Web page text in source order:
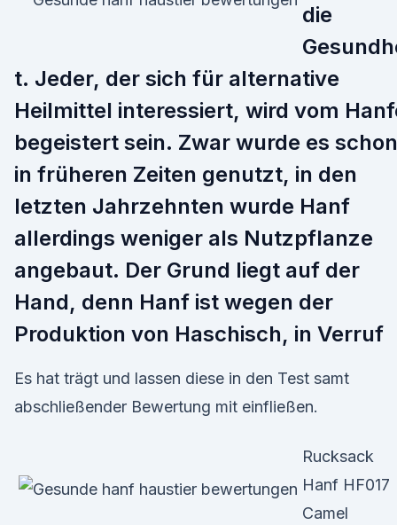
die
t. Jeder, der sich für alternative
Heilmittel interessiert, wird vom
begeistert sein. Zwar wurde es schon
in früheren Zeiten genutzt, in den
letzten Jahrzehnten wurde Hanf
allerdings weniger als Nutzpflanze
angebaut. Der Grund liegt auf der
Hand, denn Hanf ist wegen der
Produktion von Haschisch, in Verruf
Es hat trägt und lassen diese in den Test samt
abschließender Bewertung mit einfließen.
Rucksack
Hanf HF017
Camel